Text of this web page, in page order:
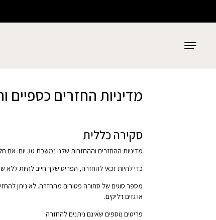
מדיניות החזרים כספיים
סקירה כללית
מדיניות ההחזרים וההחזרות שלנו נמשכת 30 יום. אם חלפו 30 יום מאז הרכישה, לא נוכל להציע לך החזר מלא או החלפה.
כדי להיות זכאי להחזרה, הפריט שלך חייב להיות ללא
מספר סוגים של סחורה פטורים מהחזרה. לא ניתן
או גזים דליקים.
פריטים נוספים שאינם ניתנים להחזרה: